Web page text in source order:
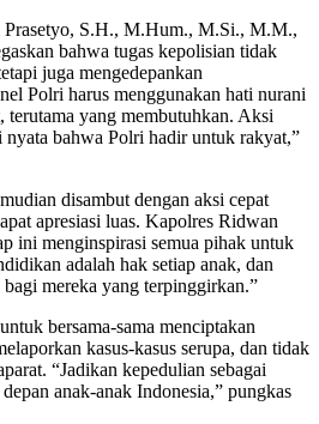
S.H., M.Hum., M.Si., M.M.,
bahwa tugas kepolisian tidak
juga mengedepankan
Polri harus menggunakan hati nurani
terutama yang membutuhkan. Aksi
bahwa Polri hadir untuk rakyat,”
disambut dengan aksi cepat
apresiasi luas. Kapolres Ridwan
ini menginspirasi semua pihak untuk
adalah hak setiap anak, dan
mereka yang terpinggirkan.”
bersama-sama menciptakan
kasus-kasus serupa, dan tidak
“Jadikan kepedulian sebagai
anak-anak Indonesia,” pungkas